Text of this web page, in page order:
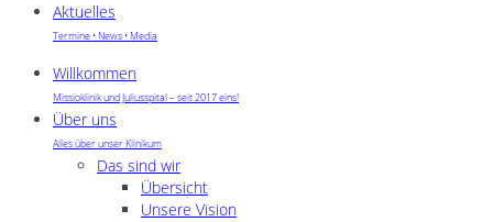
Aktuelles
Termine • News • Media
Willkommen
Missioklinik und Juliusspital – seit 2017 eins!
Über uns
Alles über unser Klinikum
Das sind wir
Übersicht
Unsere Vision